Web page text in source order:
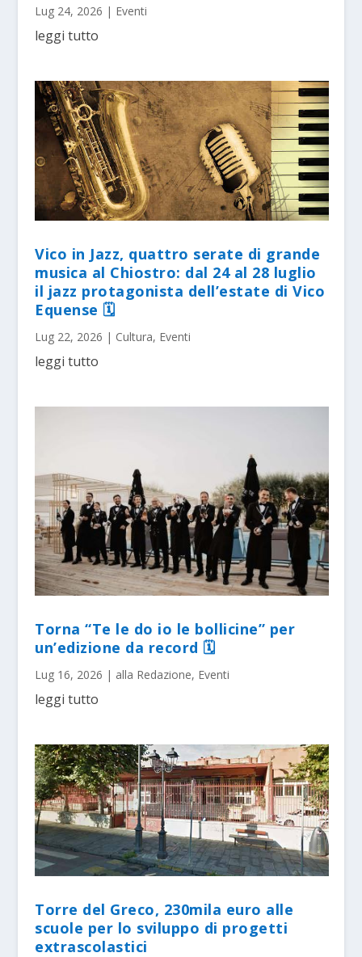
Lug 24, 2026 | Eventi
leggi tutto
Vico in Jazz, quattro serate di grande
musica al Chiostro: dal 24 al 28 luglio
il jazz protagonista dell’estate di Vico
Equense 🗓
Lug 22, 2026 | Cultura, Eventi
leggi tutto
Torna “Te le do io le bollicine” per
un’edizione da record 🗓
Lug 16, 2026 | alla Redazione, Eventi
leggi tutto
Torre del Greco, 230mila euro alle
scuole per lo sviluppo di progetti
extrascolastici